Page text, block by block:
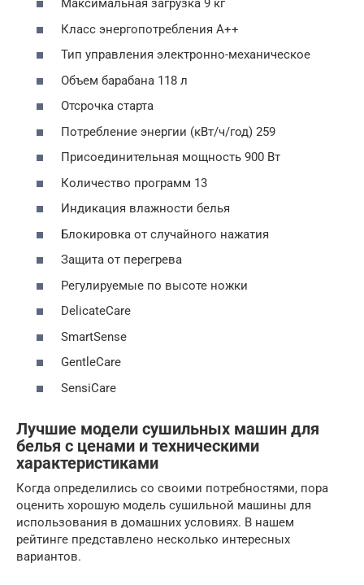
Максимальная загрузка 9 кг
Класс энергопотребления A++
Тип управления электронно-механическое
Объем барабана 118 л
Отсрочка старта
Потребление энергии (кВт/ч/год) 259
Присоединительная мощность 900 Вт
Количество программ 13
Индикация влажности белья
Блокировка от случайного нажатия
Защита от перегрева
Регулируемые по высоте ножки
DelicateCare
SmartSense
GentleCare
SensiCare
Лучшие модели сушильных машин для
белья с ценами и техническими
характеристиками
Когда определились со своими потребностями, пора
оценить хорошую модель сушильной машины для
использования в домашних условиях. В нашем
рейтинге представлено несколько интересных
вариантов.